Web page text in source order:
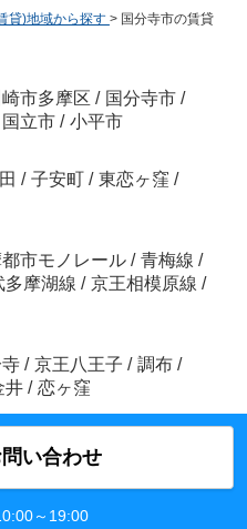
貸)地域から探す > 国分寺市の賃貸
崎市多摩区 / 国分寺市 /
国立市 / 小平市
/ 子安町 / 東恋ヶ窪 /
市モノレール / 青梅線 /
多摩湖線 / 京王相模原線 /
/ 京王八王子 / 調布 /
井 / 恋ヶ窪
い合わせ
～19:00